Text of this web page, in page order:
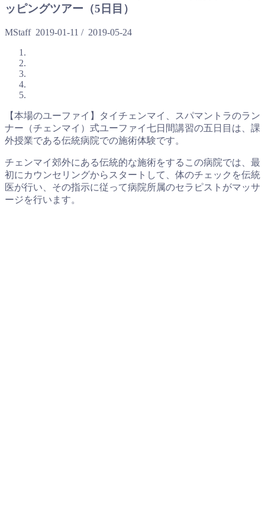
ッピングツアー（5日目）
MStaff 2019-01-11 / 2019-05-24
【本場のユーファイ】タイチェンマイ、スパマントラのラン
ナー（チェンマイ）式ユーファイ七日間講習の五日目は、課
外授業である伝統病院での施術体験です。
チェンマイ郊外にある伝統的な施術をするこの病院では、最
初にカウンセリングからスタートして、体のチェックを伝統
医が行い、その指示に従って病院所属のセラピストがマッサ
ージを行います。